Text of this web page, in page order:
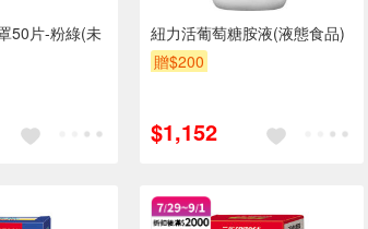
50片-粉綠(未
紐力活葡萄糖胺液(液態食品)
贈$200
$1,152